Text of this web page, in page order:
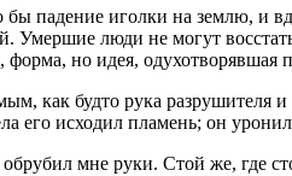
падение иголки на землю, и
люди не могут
но идея, одухотворявшая
как будто рука разрушителя
его исходил пламень; он
мне руки. Стой же, где